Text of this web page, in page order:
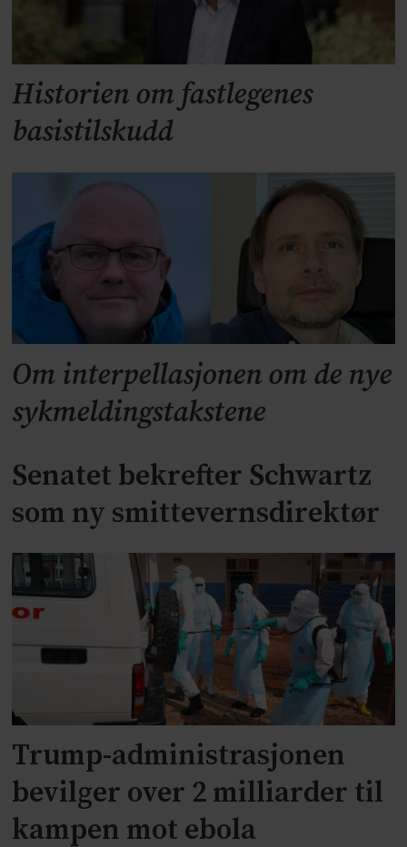
Historien om fastlegenes
basistilskudd
Om interpellasjonen om de nye
sykmeldingstakstene
Senatet bekrefter Schwartz
som ny smittevernsdirektør
Trump-administrasjonen
bevilger over 2 milliarder til
kampen mot ebola